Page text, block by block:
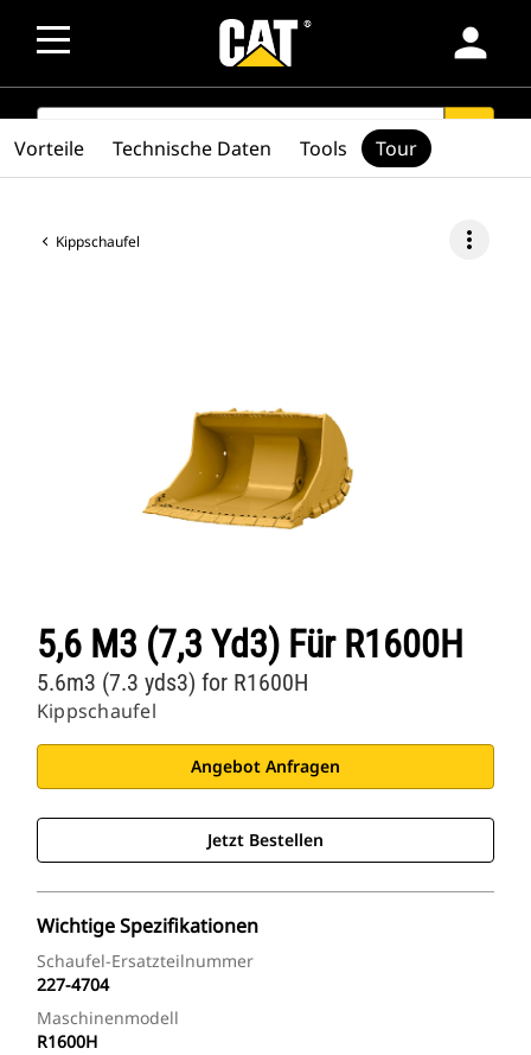
person
SEARCH
Kippschaufel more_vert
5,6 M3 (7,3 Yd3) Für R1600H
Kippschaufel
5.6m3 (7.3 yds3) for R1600H
Angebot Anfragen
Jetzt Bestellen
Wichtige Spezifikationen
Schaufel-Ersatzteilnummer
227-4704
Maschinenmodell
R1600H
Vorteile Technische Daten Tools Tour